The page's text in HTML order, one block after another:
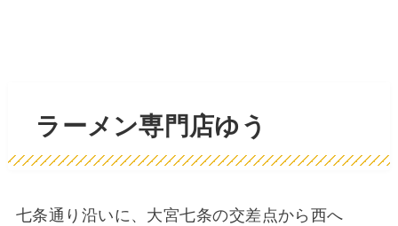
ラーメン専門店ゆう
七条通り沿いに、大宮七条の交差点から西へ